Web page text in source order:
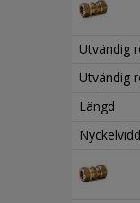
Utvändig
Utvändig
Längd